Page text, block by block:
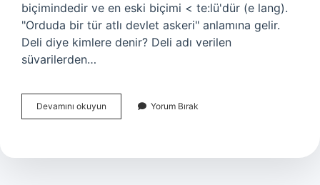
biçimindedir ve en eski biçimi < te:lü'dür (e lang).
"Orduda bir tür atlı devlet askeri" anlamına gelir.
Deli diye kimlere denir? Deli adı verilen
süvarilerden…
Devamını okuyun
Ediyorsun
Yorum Bırak